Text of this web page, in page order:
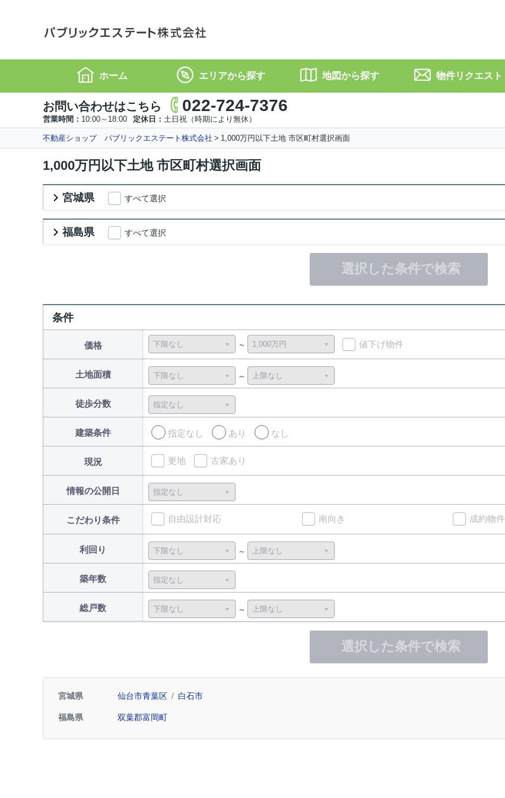
ホーム エリアから探す 地図から探す 物件リクエスト
お問い合わせはこちら 022-724-7376
営業時間： 10:00～18:00 定休日： 土日祝（時期により無休）
不動産ショップ パブリックエステート株式会社 1,000万円以下土地 市区町村選択画面
1,000万円以下土地 市区町村選択画面
宮城県 すべて選択
福島県 すべて選択
選択した条件で検索
条件
価格 値下げ物件
土地面積
徒歩分数
建築条件 指定なし あり なし
現況 更地 古家あり
情報の公開日
こだわり条件 自由設計対応 南向き 成約物件
利回り
築年数
総戸数
選択した条件で検索
宮城県 仙台市青葉区 白石市
福島県 双葉郡富岡町